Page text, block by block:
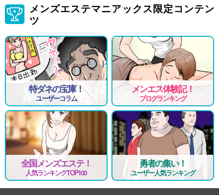
メンズエステマニアックス限定コンテン
ツ
特ダネの宝庫！
ユーザーコラム
メンエス体験記！
ブログランキング
全国メンズエステ！
人気ランキングTOP100
勇者の集い！
ユーザー人気ランキング